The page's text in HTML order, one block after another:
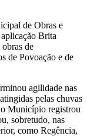
de Obras e
Brita
de
de Povoação e de
agilidade nas
pelas chuvas
Município registrou
sobretudo, nas
como Regência,